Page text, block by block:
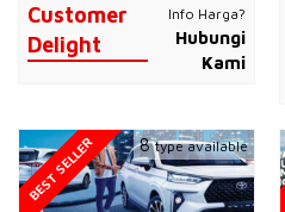
Customer
Delight
Info Harga?
Hubungi
Kami
BEST SELLER 8type available